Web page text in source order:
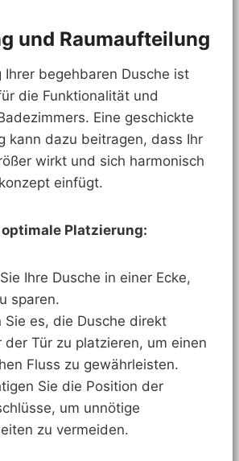
und Raumaufteilung
Ihrer begehbaren Dusche ist
die Funktionalität und
Eine geschickte
kann dazu beitragen, dass Ihr
wirkt und sich harmonisch
einfügt.
Platzierung:
Ihre Dusche in einer Ecke,
sparen.
Sie es, die Dusche direkt
der Tür zu platzieren, um einen
Fluss zu gewährleisten.
Sie die Position der
um unnötige
zu vermeiden.